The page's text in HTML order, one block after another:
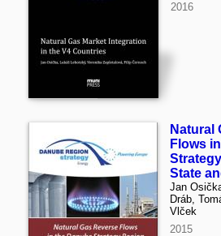
2016
Natural
Flows
State
Jan
Dráb,
Vlček
2015